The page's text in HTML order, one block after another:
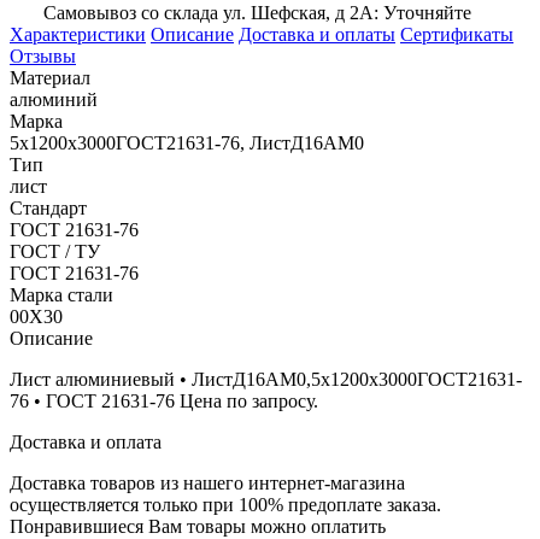
Самовывоз со склада ул. Шефская, д 2А: Уточняйте
Характеристики Описание Доставка и оплаты Сертификаты
Отзывы
Материал
алюминий
Марка
5х1200х3000ГОСТ21631-76, ЛистД16АМ0
Тип
лист
Стандарт
ГОСТ 21631-76
ГОСТ / ТУ
ГОСТ 21631-76
Марка стали
00Х30
Описание
Лист алюминиевый • ЛистД16АМ0,5х1200х3000ГОСТ21631-
76 • ГОСТ 21631-76 Цена по запросу.
Доставка и оплата
Доставка товаров из нашего интернет-магазина
осуществляется только при 100% предоплате заказа.
Понравившиеся Вам товары можно оплатить